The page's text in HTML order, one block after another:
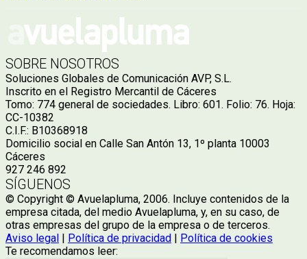
SOBRE NOSOTROS
Soluciones Globales de Comunicación AVP, S.L.
Inscrito en el Registro Mercantil de Cáceres
Tomo: 774 general de sociedades. Libro: 601. Folio: 76. Hoja:
CC-10382
C.I.F.: B10368918
Domicilio social en Calle San Antón 13, 1º planta 10003
Cáceres
927 246 892
SÍGUENOS
© Copyright © Avuelapluma, 2006. Incluye contenidos de la
empresa citada, del medio Avuelapluma, y, en su caso, de
otras empresas del grupo de la empresa o de terceros.
Aviso legal | Política de privacidad | Política de cookies
Te recomendamos leer: